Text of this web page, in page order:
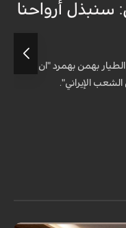
سنبذل أرواحنا
الطيار بهمن بهمرد "ان
الإيراني".